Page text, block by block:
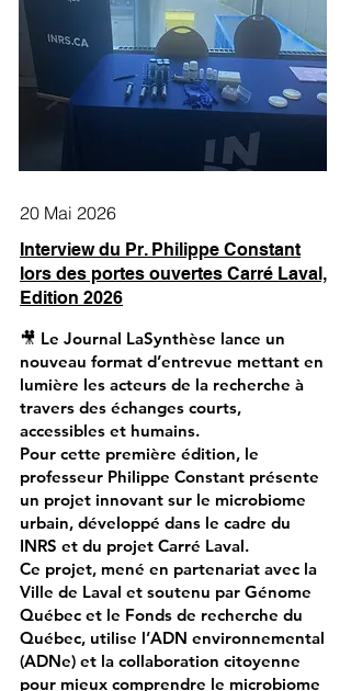
20 Mai 2026
Interview du Pr. Philippe Constant
lors des portes ouvertes Carré Laval,
Edition 2026
🎥 Le Journal LaSynthèse lance un
nouveau format d’entrevue mettant en
lumière les acteurs de la recherche à
travers des échanges courts,
accessibles et humains.
Pour cette première édition, le
professeur Philippe Constant présente
un projet innovant sur le microbiome
urbain, développé dans le cadre du
INRS et du projet Carré Laval.
Ce projet, mené en partenariat avec la
Ville de Laval et soutenu par Génome
Québec et le Fonds de recherche du
Québec, utilise l’ADN environnemental
(ADNe) et la collaboration citoyenne
pour mieux comprendre le microbiome